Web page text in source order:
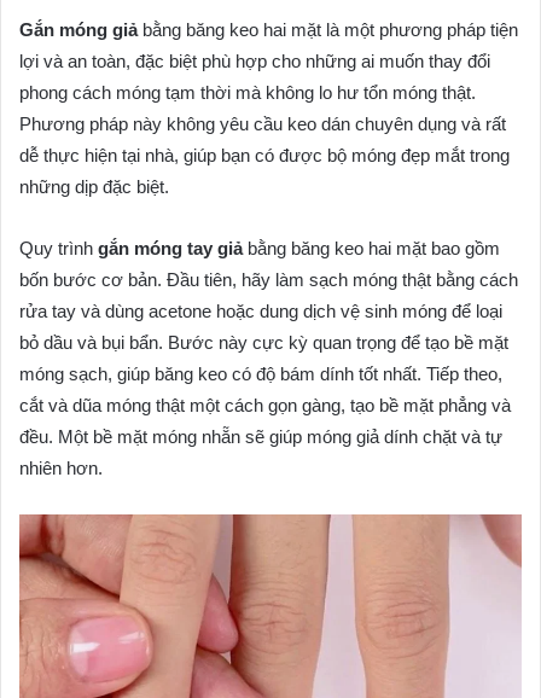
Gắn móng giảbằng băng keo hai mặt là một phương pháp tiện
lợi và an toàn, đặc biệt phù hợp cho những ai muốn thay đổi
phong cách móng tạm thời mà không lo hư tổn móng thật.
Phương pháp này không yêu cầu keo dán chuyên dụng và rất
dễ thực hiện tại nhà, giúp bạn có được bộ móng đẹp mắt trong
những dịp đặc biệt.
Quy trình gắn móng tay giảbằng băng keo hai mặt bao gồm
bốn bước cơ bản. Đầu tiên, hãy làm sạch móng thật bằng cách
rửa tay và dùng acetone hoặc dung dịch vệ sinh móng để loại
bỏ dầu và bụi bẩn. Bước này cực kỳ quan trọng để tạo bề mặt
móng sạch, giúp băng keo có độ bám dính tốt nhất. Tiếp theo,
cắt và dũa móng thật một cách gọn gàng, tạo bề mặt phẳng và
đều. Một bề mặt móng nhẵn sẽ giúp móng giả dính chặt và tự
nhiên hơn.